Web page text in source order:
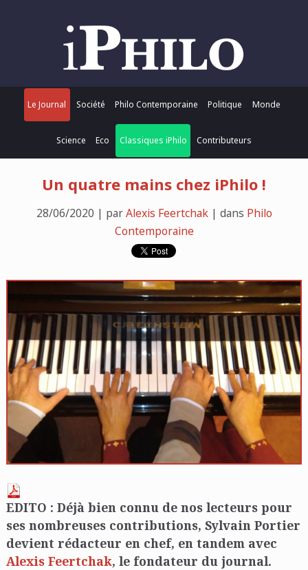
Le Journal Société Philo Contemporaine Politique Monde
Science Eco Classiques iPhilo Contributeurs
Un quatre mains chez iPhilo !
28/06/2020 | parAlexis Feertchak| dans Philo
Contemporaine
EDITO : Déjà bien connu de nos lecteurs pour
ses nombreuses contributions, Sylvain Portier
devient rédacteur en chef, en tandem avec
Alexis Feertchak, le fondateur du journal.